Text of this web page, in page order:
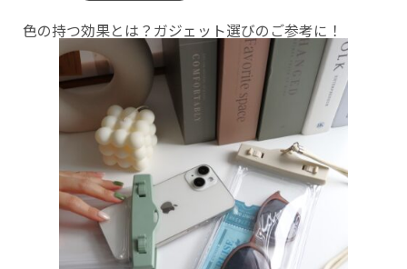
色の持つ効果とは？ガジェット選びのご参考に！